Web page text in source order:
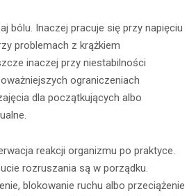
bólu. Inaczej pracuje się przy napięciu
problemach z krążkiem
inaczej przy niestabilności
ograniczeniach
dla początkujących albo
reakcji organizmu po praktyce.
rozruszania są w porządku.
blokowanie ruchu albo przeciążenie